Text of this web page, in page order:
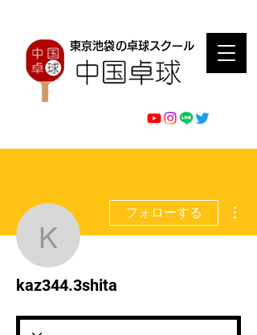
東京池袋の卓球スクール
kaz344.3shita
フォローする
kaz344.3shita